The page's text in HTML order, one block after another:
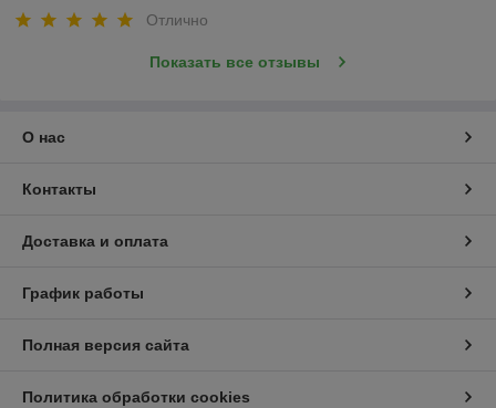
Отлично
Показать все отзывы
О нас
Контакты
Доставка и оплата
График работы
Полная версия сайта
Политика обработки cookies